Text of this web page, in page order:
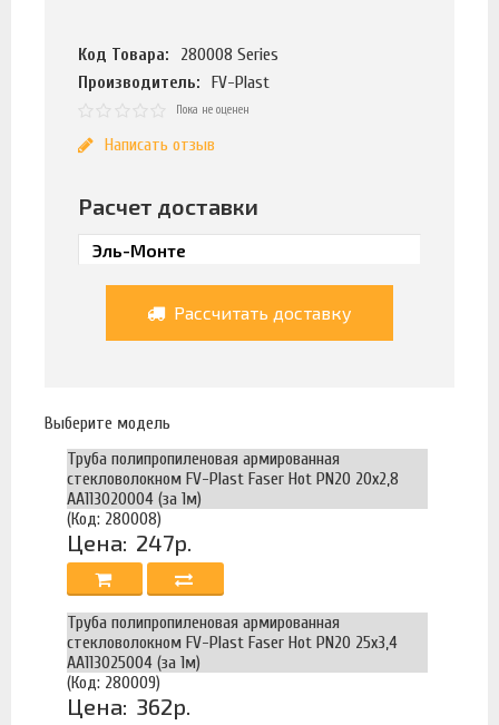
Код Товара:
280008 Series
Производитель:
FV-Plast
Пока не оценен
Написать отзыв
Расчет доставки
Рассчитать доставку
Выберите модель
Труба полипропиленовая армированная
стекловолокном FV-Plast Faser Hot PN20 20х2,8
AA113020004 (за 1м)
(Код: 280008)
Цена: 247р.
Труба полипропиленовая армированная
стекловолокном FV-Plast Faser Hot PN20 25х3,4
AA113025004 (за 1м)
(Код: 280009)
Цена: 362р.